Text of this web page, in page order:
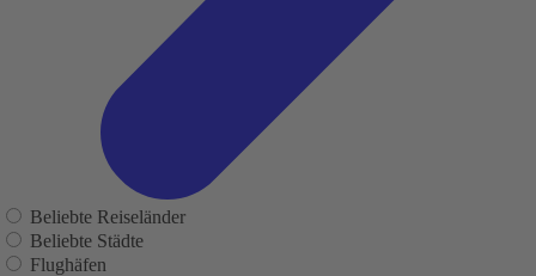
Beliebte Reiseländer
Beliebte Städte
Flughäfen